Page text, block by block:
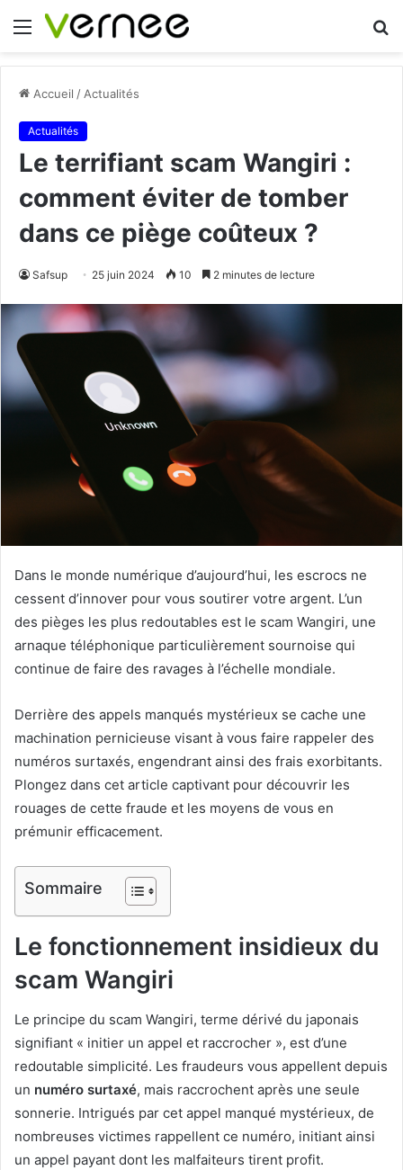
Menu
Accueil / Actualités
Actualités
Le terrifiant scam Wangiri :
comment éviter de tomber
dans ce piège coûteux ?
Safsup 25 juin 2024 10 2 minutes de lecture
Dans le monde numérique d’aujourd’hui, les escrocs ne
cessent d’innover pour vous soutirer votre argent. L’un
des pièges les plus redoutables est le scam Wangiri, une
arnaque téléphonique particulièrement sournoise qui
continue de faire des ravages à l’échelle mondiale.
Derrière des appels manqués mystérieux se cache une
machination pernicieuse visant à vous faire rappeler des
numéros surtaxés, engendrant ainsi des frais exorbitants.
Plongez dans cet article captivant pour découvrir les
rouages de cette fraude et les moyens de vous en
prémunir efficacement.
Sommaire
Le fonctionnement insidieux du
scam Wangiri
Le principe du scam Wangiri, terme dérivé du japonais
signifiant « initier un appel et raccrocher », est d’une
redoutable simplicité. Les fraudeurs vous appellent depuis
un numéro surtaxé, mais raccrochent après une seule
sonnerie. Intrigués par cet appel manqué mystérieux, de
nombreuses victimes rappellent ce numéro, initiant ainsi
un appel payant dont les malfaiteurs tirent profit.